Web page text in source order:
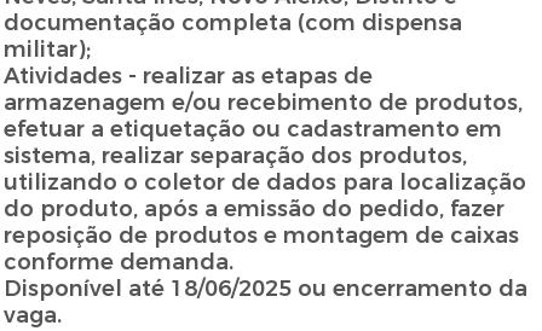
documentação completa (com dispensa
militar);
Atividades - realizar as etapas de
armazenagem e/ou recebimento de produtos,
efetuar a etiquetação ou cadastramento em
sistema, realizar separação dos produtos,
utilizando o coletor de dados para localização
do produto, após a emissão do pedido, fazer
reposição de produtos e montagem de caixas
conforme demanda.
Disponível até 18/06/2025 ou encerramento da
vaga.